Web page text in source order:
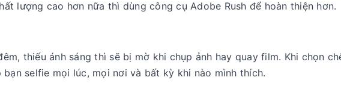
lượng cao hơn nữa thì dùng công cụ Adobe Rush để hoàn thiện hơn.
thiếu ánh sáng thì sẽ bị mờ khi chụp ảnh hay quay film. Khi chọn
selfie mọi lúc, mọi nơi và bất kỳ khi nào mình thích.